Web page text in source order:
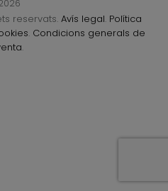
reservats. Avís legal. Política
. Condicions generals de
.